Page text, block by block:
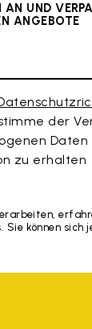
UND
ANGEBOTE
der
zu erhalten
Sie können